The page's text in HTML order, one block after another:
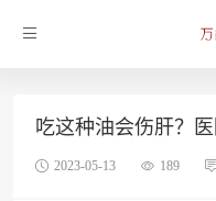
吃这种油会伤肝？医
2023-05-13 189